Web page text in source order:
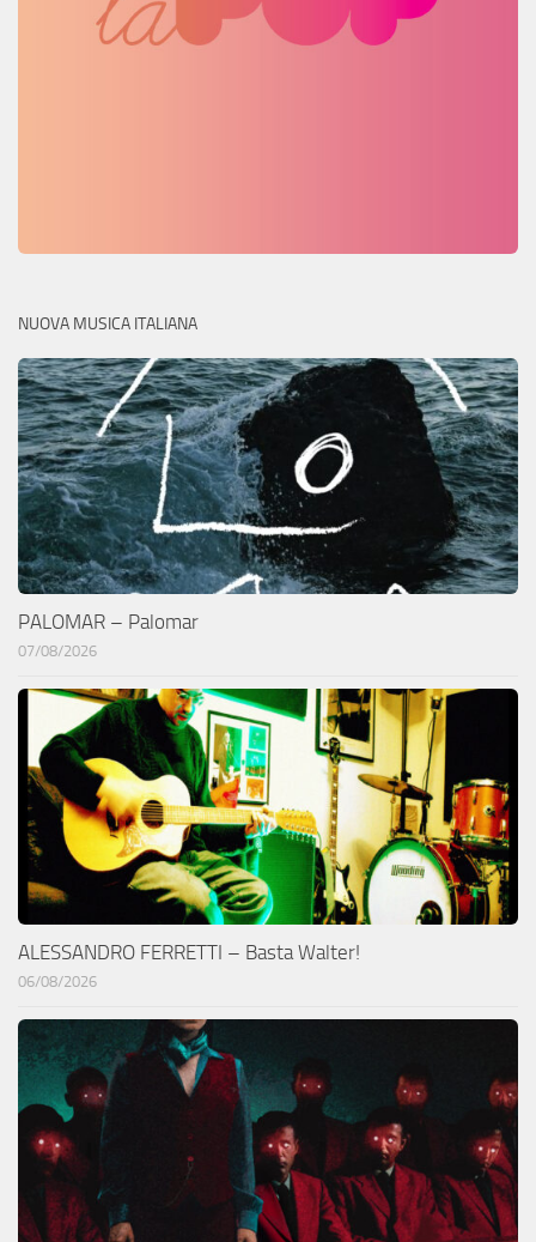
NUOVA MUSICA ITALIANA
PALOMAR – Palomar
07/08/2026
ALESSANDRO FERRETTI – Basta Walter!
06/08/2026